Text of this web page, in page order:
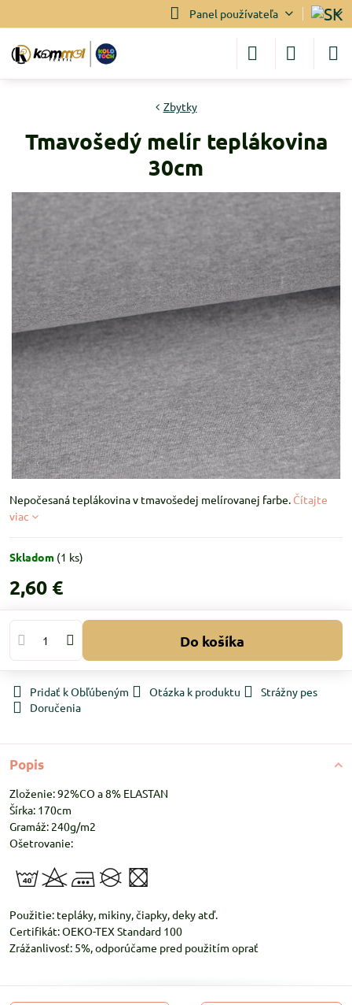
Panel používateľa
Zbytky
Tmavošedý melír teplákovina
30cm
Nepočesaná teplákovina v tmavošedej melírovanej farbe. Čítajte
viac
Skladom (1 ks)
2,60 €
Do košíka
Pridať k Obľúbeným Otázka k produktu
Strážny pes
Doručenia
Popis
Zloženie: 92%CO a 8% ELASTAN
Šírka: 170cm
Gramáž: 240g/m2
Ošetrovanie:
Použitie: tepláky, mikiny, čiapky, deky atď.
Certifikát: OEKO-TEX Standard 100
Zrážanlivosť: 5%, odporúčame pred použitím oprať